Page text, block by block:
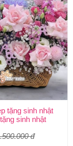
tặng sinh nhật
sinh nhật
đ